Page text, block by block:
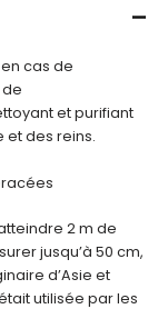
cas de
et purifiant
et des reins.
2 m de
jusqu’à 50 cm,
d’Asie et
utilisée par les